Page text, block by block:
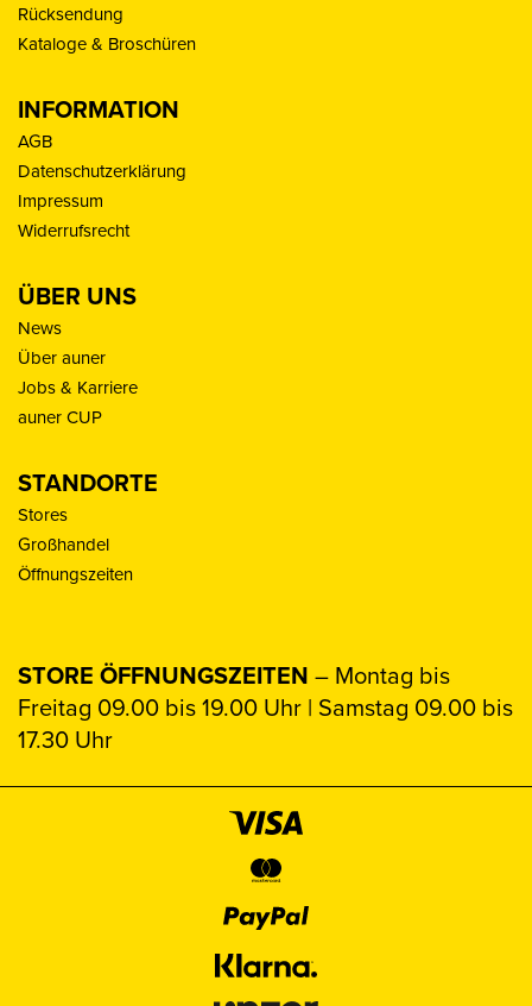
Rücksendung
Kataloge & Broschüren
INFORMATION
AGB
Datenschutzerklärung
Impressum
Widerrufsrecht
ÜBER UNS
News
Über auner
Jobs & Karriere
auner CUP
STANDORTE
Stores
Großhandel
Öffnungszeiten
STORE ÖFFNUNGSZEITEN – Montag bis
Freitag 09.00 bis 19.00 Uhr | Samstag 09.00 bis
17.30 Uhr